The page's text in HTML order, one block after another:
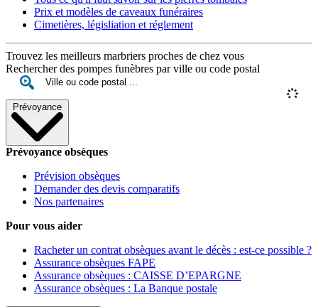
Prix et modèles de caveaux funéraires
Cimetières, législiation et réglement
Trouvez les meilleurs marbriers proches de chez vous
Rechercher des pompes funèbres par ville ou code postal
Prévoyance
Prévoyance obsèques
Prévision obsèques
Demander des devis comparatifs
Nos partenaires
Pour vous aider
Racheter un contrat obsèques avant le décès : est-ce possible ?
Assurance obsèques FAPE
Assurance obsèques : CAISSE D’EPARGNE
Assurance obsèques : La Banque postale